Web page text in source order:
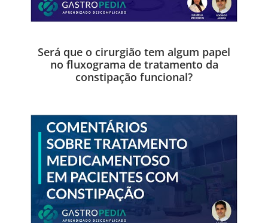
Será que o cirurgião tem algum papel
no fluxograma de tratamento da
constipação funcional?